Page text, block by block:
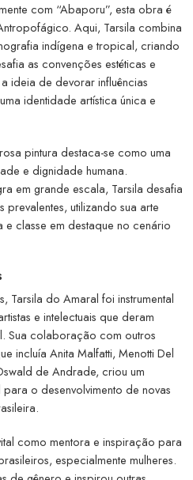
com “Abaporu”, esta obra é
Aqui, Tarsila combina
indígena e tropical, criando
as convenções estéticas e
ideia de devorar influências
identidade artística única e
pintura destaca-se como uma
e dignidade humana.
em grande escala, Tarsila desafia
utilizando sua arte
classe em destaque no cenário
Tarsila do Amaral foi instrumental
e intelectuais que deram
Sua colaboração com outros
incluía Anita Malfatti, Menotti Del
de Andrade, criou um
o desenvolvimento de novas
como mentora e inspiração para
especialmente mulheres.